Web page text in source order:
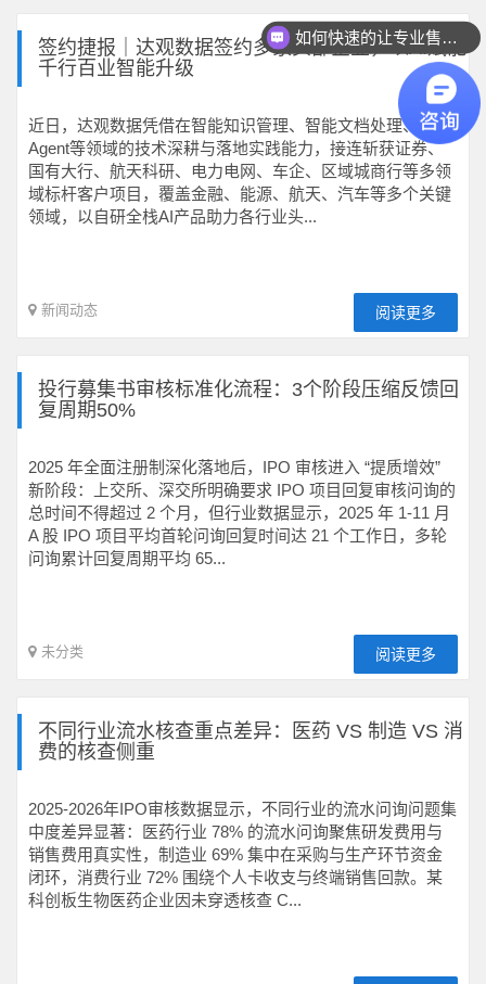
签约捷报｜达观数据签约多家头部企业，以AI赋能
千行百业智能升级
近日，达观数据凭借在智能知识管理、智能文档处理、
Agent等领域的技术深耕与落地实践能力，接连斩获证券、
国有大行、航天科研、电力电网、车企、区域城商行等多领
域标杆客户项目，覆盖金融、能源、航天、汽车等多个关键
领域，以自研全栈AI产品助力各行业头...
新闻动态 阅读更多
投行募集书审核标准化流程：3个阶段压缩反馈回
复周期50%
2025 年全面注册制深化落地后，IPO 审核进入 “提质增效”
新阶段：上交所、深交所明确要求 IPO 项目回复审核问询的
总时间不得超过 2 个月，但行业数据显示，2025 年 1-11 月
A 股 IPO 项目平均首轮问询回复时间达 21 个工作日，多轮
问询累计回复周期平均 65...
未分类 阅读更多
不同行业流水核查重点差异：医药 VS 制造 VS 消
费的核查侧重
2025-2026年IPO审核数据显示，不同行业的流水问询问题集
中度差异显著：医药行业 78% 的流水问询聚焦研发费用与
销售费用真实性，制造业 69% 集中在采购与生产环节资金
闭环，消费行业 72% 围绕个人卡收支与终端销售回款。某
科创板生物医药企业因未穿透核查 C...
如何快速的让专业售前联系我？